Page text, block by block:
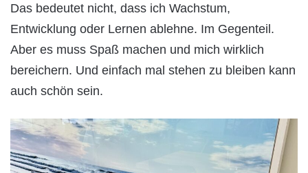
Das bedeutet nicht, dass ich Wachstum,
Entwicklung oder Lernen ablehne. Im Gegenteil.
Aber es muss Spaß machen und mich wirklich
bereichern. Und einfach mal stehen zu bleiben kann
auch schön sein.